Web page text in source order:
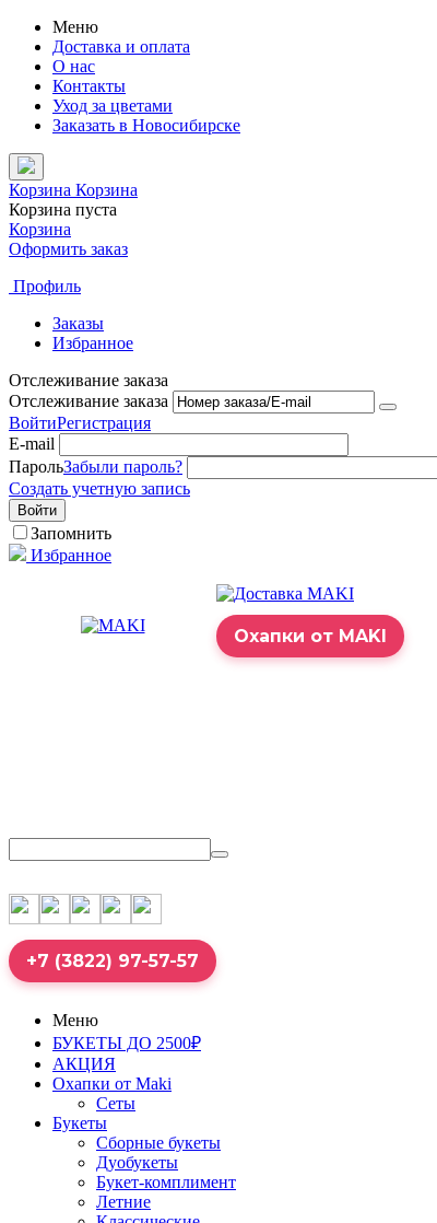
Меню
Доставка и оплата
О нас
Контакты
Уход за цветами
Заказать в Новосибирске
Корзина Корзина
Корзина пуста
Корзина
Оформить заказ
Профиль
Заказы
Избранное
Отслеживание заказа
Отслеживание заказа
ВойтиРегистрация
E-mail
ПарольЗабыли пароль?
Создать учетную запись
Войти
Запомнить
Избранное
Охапки от MAKI
+7 (3822) 97-57-57
Меню
БУКЕТЫ ДО 2500₽
АКЦИЯ
Охапки от Maki
Сеты
Букеты
Сборные букеты
Дуобукеты
Букет-комплимент
Летние